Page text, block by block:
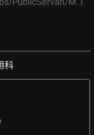
科